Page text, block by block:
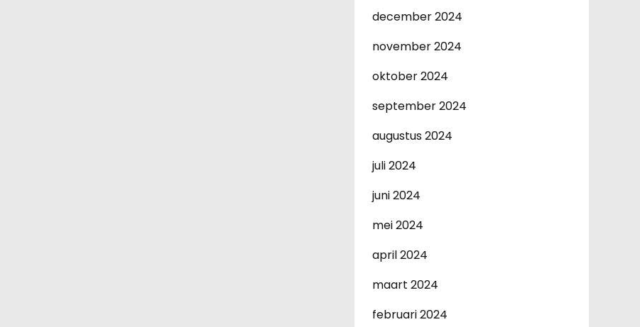
december 2024
november 2024
oktober 2024
september 2024
augustus 2024
juli 2024
juni 2024
mei 2024
april 2024
maart 2024
februari 2024